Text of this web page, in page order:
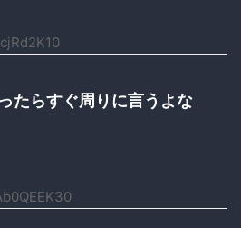
たらすぐ周りに言うよな